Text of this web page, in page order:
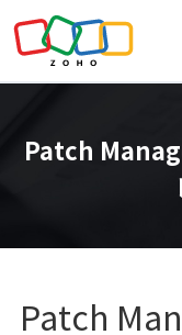
Patch
Patch